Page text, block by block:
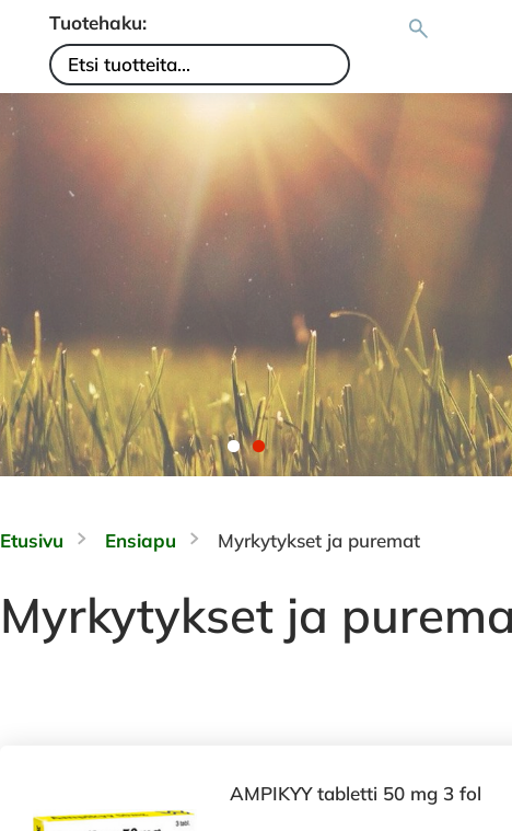
Tuotehaku:
Etusivu Ensiapu Myrkytykset ja puremat
Myrkytykset ja
AMPIKYY tabletti 50 mg 3 fol